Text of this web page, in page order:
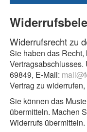
Widerrufsrecht zu
Sie haben das Recht,
Vertragsabschlusses.
69849, E-Mail:
Vertrag zu
Sie können das
übermitteln. Machen
Widerrufs übermitteln.